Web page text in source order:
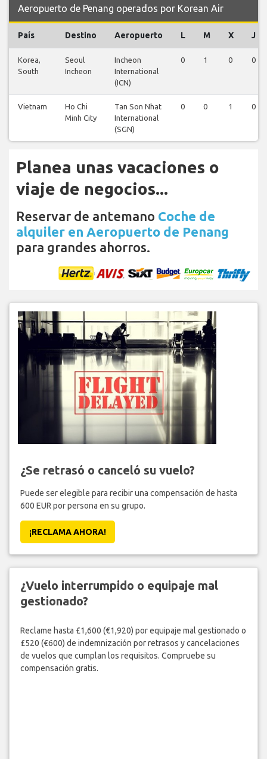
Aeropuerto de Penang operados por Korean Air
País Destino Aeropuerto L M X J
Korea,
South
Seoul
Incheon
Incheon
International
(ICN)
0 1 0 0
Vietnam
Ho Chi
Minh City
Tan Son Nhat
International
(SGN)
0 0 1 0
Planea unas vacaciones o
viaje de negocios...
Reservar de antemano Coche de
alquiler en Aeropuerto de Penang
para grandes ahorros.
¿Se retrasó o canceló su vuelo?
Puede ser elegible para recibir una compensación de hasta
600 EUR por persona en su grupo.
¡RECLAMA AHORA!
¿Vuelo interrumpido o equipaje mal
gestionado?
Reclame hasta £1,600 (€1,920) por equipaje mal gestionado o
£520 (€600) de indemnización por retrasos y cancelaciones
de vuelos que cumplan los requisitos. Compruebe su
compensación gratis.